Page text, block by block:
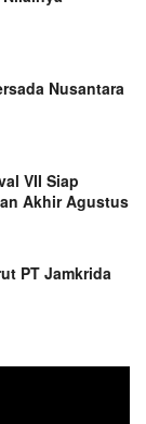
Nusantara
VII Siap
Akhir Agustus
PT Jamkrida